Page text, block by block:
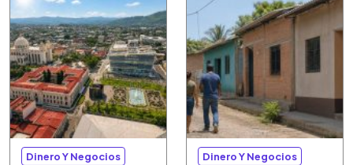
Dinero Y Negocios Dinero Y Negocios